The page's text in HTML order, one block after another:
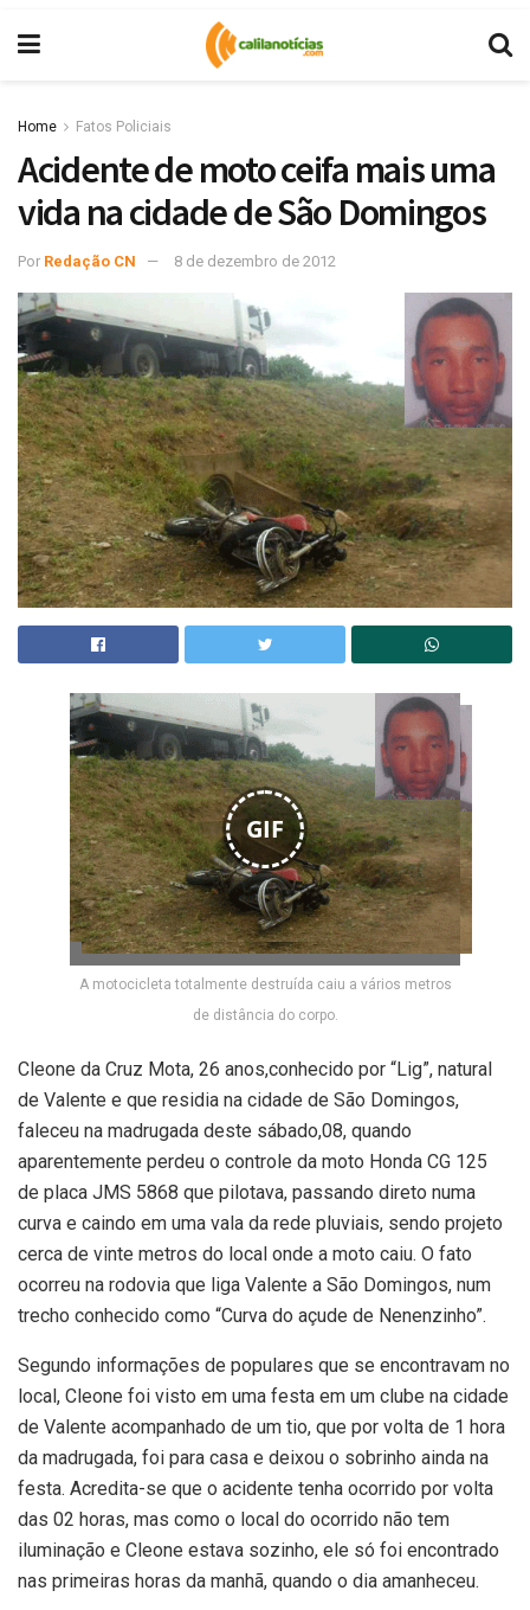
Home Fatos Policiais
Acidente de moto ceifa mais uma
vida na cidade de São Domingos
Por Redação CN 8 de dezembro de 2012
GIF
A motocicleta totalmente destruída caiu a vários metros
de distância do corpo.
Cleone da Cruz Mota, 26 anos,conhecido por “Lig”, natural
de Valente e que residia na cidade de São Domingos,
faleceu na madrugada deste sábado,08, quando
aparentemente perdeu o controle da moto Honda CG 125
de placa JMS 5868 que pilotava, passando direto numa
curva e caindo em uma vala da rede pluviais, sendo projeto
cerca de vinte metros do local onde a moto caiu. O fato
ocorreu na rodovia que liga Valente a São Domingos, num
trecho conhecido como “Curva do açude de Nenenzinho”.
Segundo informações de populares que se encontravam no
local, Cleone foi visto em uma festa em um clube na cidade
de Valente acompanhado de um tio, que por volta de 1 hora
da madrugada, foi para casa e deixou o sobrinho ainda na
festa. Acredita-se que o acidente tenha ocorrido por volta
das 02 horas, mas como o local do ocorrido não tem
iluminação e Cleone estava sozinho, ele só foi encontrado
nas primeiras horas da manhã, quando o dia amanheceu.